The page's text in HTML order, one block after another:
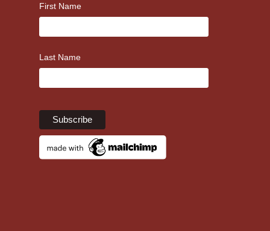
First Name
Last Name